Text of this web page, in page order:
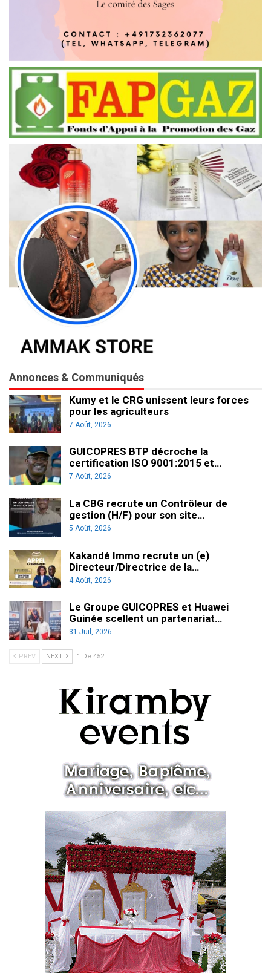
Annonces & Communiqués
Kumy et le CRG unissent leurs forces
pour les agriculteurs
7 Août, 2026
GUICOPRES BTP décroche la
certification ISO 9001:2015 et…
7 Août, 2026
La CBG recrute un Contrôleur de
gestion (H/F) pour son site…
5 Août, 2026
Kakandé Immo recrute un (e)
Directeur/Directrice de la…
4 Août, 2026
Le Groupe GUICOPRES et Huawei
Guinée scellent un partenariat…
31 Juil, 2026
PREV NEXT 1 De 452